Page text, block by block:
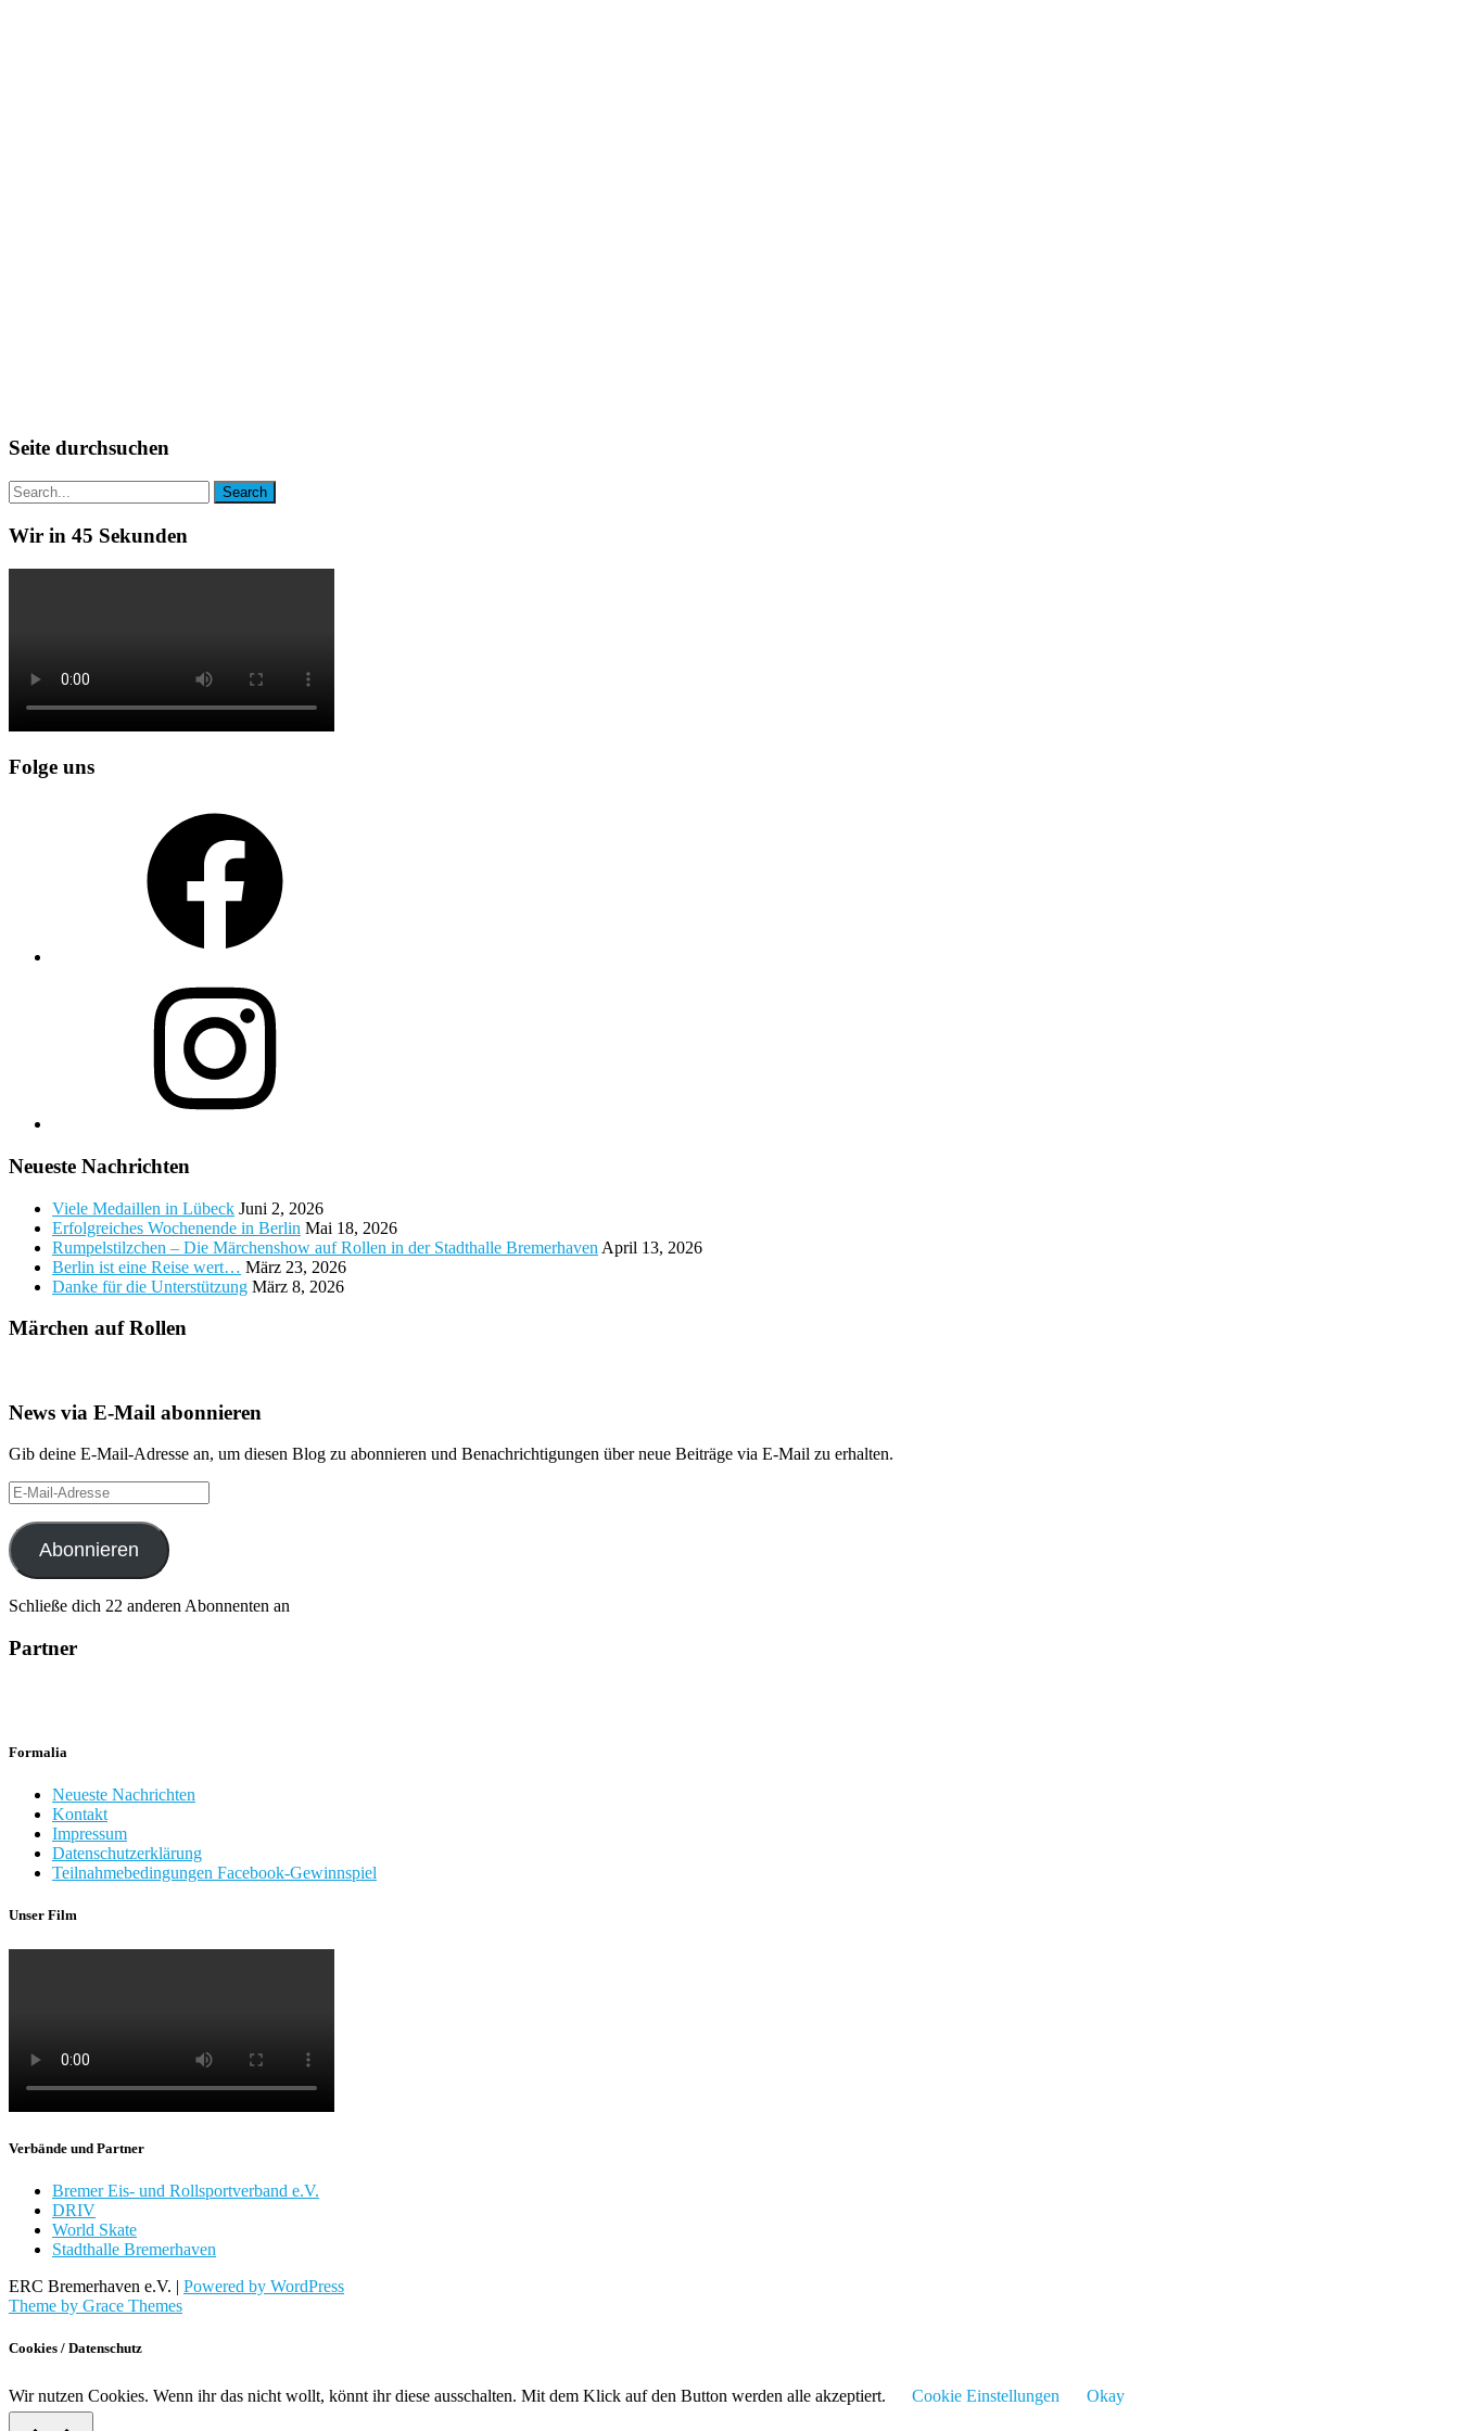
Seite durchsuchen
Wir in 45 Sekunden
Folge uns
Neueste Nachrichten
Viele Medaillen in Lübeck Juni 2, 2026
Erfolgreiches Wochenende in Berlin Mai 18, 2026
Rumpelstilzchen – Die Märchenshow auf Rollen in der Stadthalle Bremerhaven April 13, 2026
Berlin ist eine Reise wert… März 23, 2026
Danke für die Unterstützung März 8, 2026
Märchen auf Rollen
News via E-Mail abonnieren
Gib deine E-Mail-Adresse an, um diesen Blog zu abonnieren und Benachrichtigungen über neue Beiträge via E-Mail zu erhalten.
E-
Mail-
Adresse
Abonnieren
Schließe dich 22 anderen Abonnenten an
Partner
Formalia
Neueste Nachrichten
Kontakt
Impressum
Datenschutzerklärung
Teilnahmebedingungen Facebook-Gewinnspiel
Unser Film
Verbände und Partner
Bremer Eis- und Rollsportverband e.V.
DRIV
World Skate
Stadthalle Bremerhaven
ERC Bremerhaven e.V. | Powered by WordPress
Theme by Grace Themes
Cookies / Datenschutz
Wir nutzen Cookies. Wenn ihr das nicht wollt, könnt ihr diese ausschalten. Mit dem Klick auf den Button werden alle akzeptiert. Cookie Einstellungen Okay